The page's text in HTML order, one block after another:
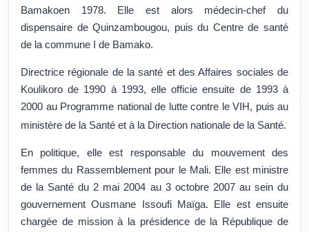
Bamakoen 1978. Elle est alors médecin-chef du
dispensaire de Quinzambougou, puis du Centre de santé
de la commune I de Bamako.
Directrice régionale de la santé et des Affaires sociales de
Koulikoro de 1990 à 1993, elle officie ensuite de 1993 à
2000 au Programme national de lutte contre le VIH, puis au
ministère de la Santé et à la Direction nationale de la Santé.
En politique, elle est responsable du mouvement des
femmes du Rassemblement pour le Mali. Elle est ministre
de la Santé du 2 mai 2004 au 3 octobre 2007au sein du
gouvernement Ousmane Issoufi Maïga. Elle est ensuite
chargée de mission à la présidence de la République de